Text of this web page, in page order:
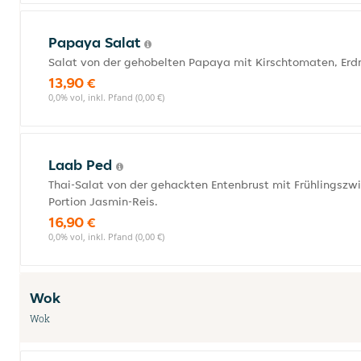
Papaya Salat
Salat von der gehobelten Papaya mit Kirschtomaten,
13,90 €
0,0% vol, inkl. Pfand (0,00 €)
Laab Ped
Thai-Salat von der gehackten Entenbrust mit
Portion Jasmin-Reis.
16,90 €
0,0% vol, inkl. Pfand (0,00 €)
Wok
Wok